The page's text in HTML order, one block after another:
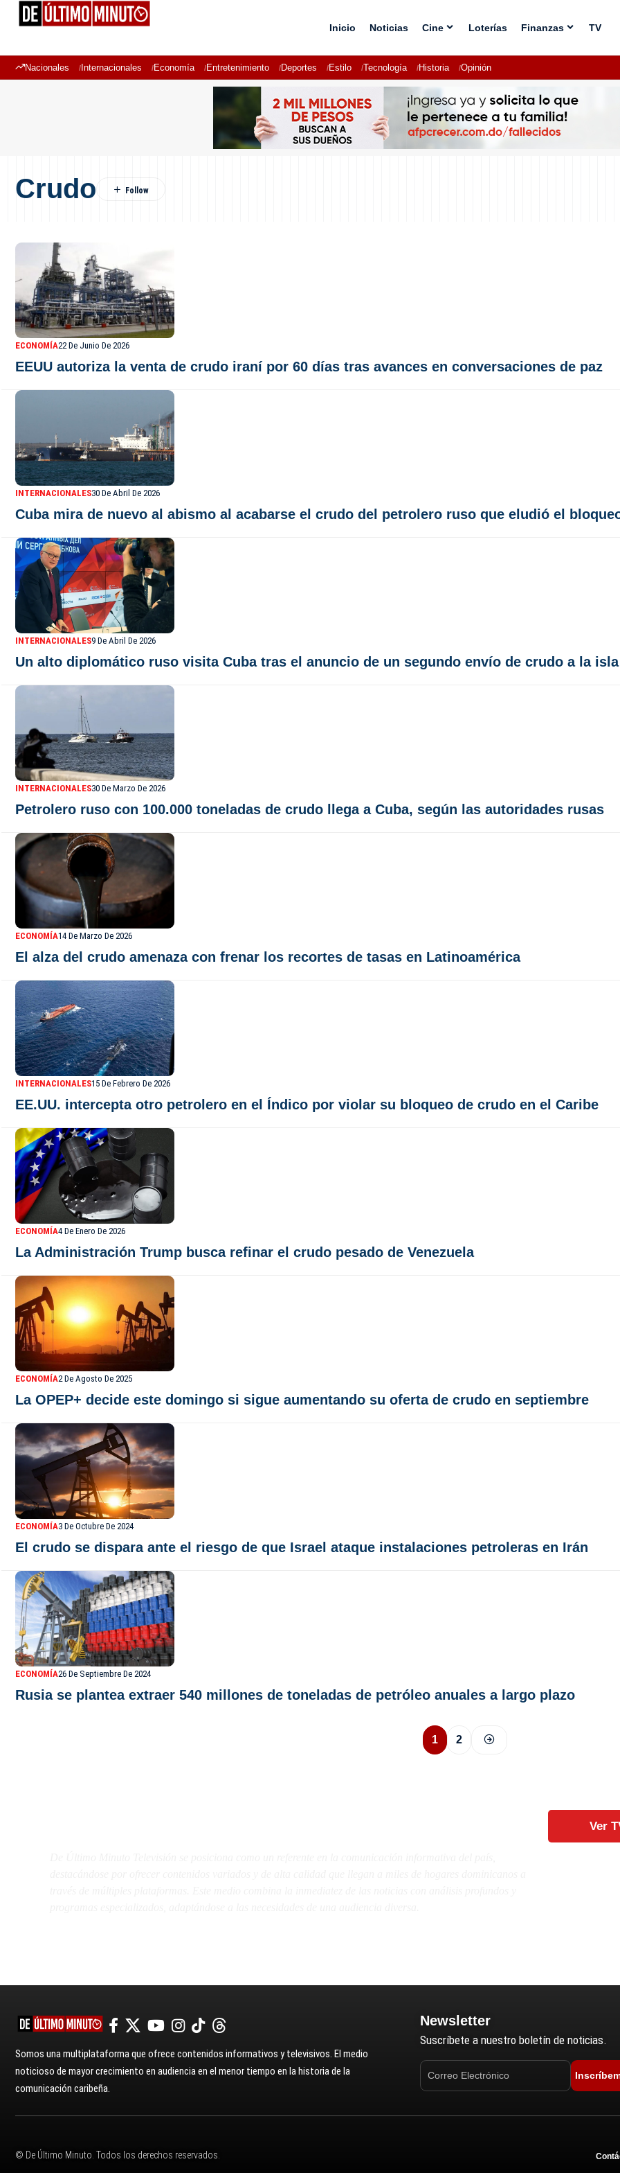
Inicio Noticias Cine Loterías Finanzas TV
Nacionales Internacionales Economía Entretenimiento Deportes Estilo Tecnología Historia Opinión
Crudo
ECONOMÍA22 De Junio De 2026
EEUU autoriza la venta de crudo iraní por 60 días tras avances en conversaciones de paz
INTERNACIONALES30 De Abril De 2026
Cuba mira de nuevo al abismo al acabarse el crudo del petrolero ruso que eludió el
INTERNACIONALES9 De Abril De 2026
Un alto diplomático ruso visita Cuba tras el anuncio de un segundo envío de crudo a la isla
INTERNACIONALES30 De Marzo De 2026
Petrolero ruso con 100.000 toneladas de crudo llega a Cuba, según las autoridades rusas
ECONOMÍA14 De Marzo De 2026
El alza del crudo amenaza con frenar los recortes de tasas en Latinoamérica
INTERNACIONALES15 De Febrero De 2026
EE.UU. intercepta otro petrolero en el Índico por violar su bloqueo de crudo en el Caribe
ECONOMÍA4 De Enero De 2026
La Administración Trump busca refinar el crudo pesado de Venezuela
ECONOMÍA2 De Agosto De 2025
La OPEP+ decide este domingo si sigue aumentando su oferta de crudo en septiembre
ECONOMÍA3 De Octubre De 2024
El crudo se dispara ante el riesgo de que Israel ataque instalaciones petroleras en Irán
ECONOMÍA26 De Septiembre De 2024
Rusia se plantea extraer 540 millones de toneladas de petróleo anuales a largo plazo
1 2
Ver
Somos una multiplataforma que ofrece contenidos informativos y televisivos. El medio
noticioso de mayor crecimiento en audiencia en el menor tiempo en la historia de la
comunicación caribeña.
Newsletter
Suscríbete a nuestro boletín de noticias.
© De Último Minuto. Todos los derechos reservados.